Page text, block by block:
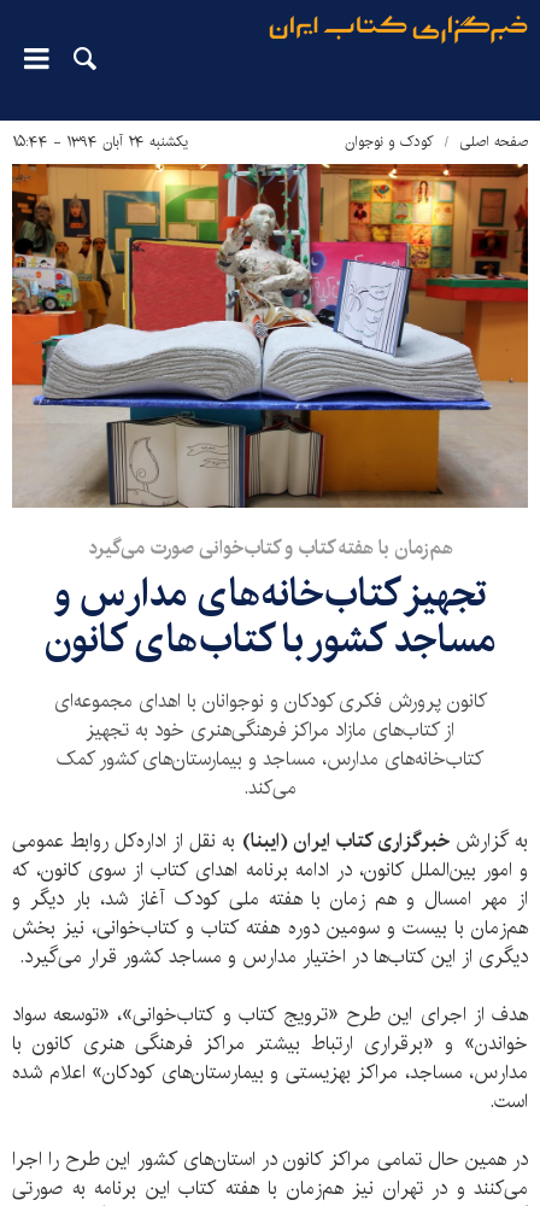
صفحه اصلی کودک و نوجوان یکشنبه ۲۴ آبان ۱۳۹۴ - ۱۵:۴۴
هم‌زمان با هفته کتاب و کتاب‌خوانی صورت می‌گیرد
تجهیز کتاب‌خانه‌های مدارس و
مساجد کشور با کتاب‌های کانون
کانون پرورش فکری کودکان و نوجوانان با اهدای مجموعه‌ای
از کتاب‌های مازاد مراکز فرهنگی‌هنری خود به تجهیز
کتاب‌خانه‌های مدارس، مساجد و بیمارستان‌های کشور کمک
می‌کند.
به گزارشخبرگزاری کتاب ایران (ایبنا) به نقل از اداره‌کل روابط عمومی
و امور بین‌الملل کانون، در ادامه برنامه اهدای کتاب از سوی کانون، که
از مهر امسال و هم زمان با هفته ملی کودک آغاز شد، بار دیگر و
هم‌زمان با بیست و سومین دوره هفته کتاب و کتاب‌خوانی، نیز بخش
دیگری از این کتاب‌ها در اختیار مدارس و مساجد کشور قرار می‌گیرد.
هدف از اجرای این طرح «ترویج کتاب و کتاب‌خوانی»، «توسعه سواد
خواندن» و «برقراری ارتباط بیشتر مراکز فرهنگی هنری کانون با
مدارس، مساجد، مراکز بهزیستی و بیمارستان‌های کودکان» اعلام شده
است.
در همین حال تمامی مراکز کانون در استان‌های کشور این طرح را اجرا
می‌کنند و در تهران نیز هم‌زمان با هفته کتاب این برنامه به صورتی